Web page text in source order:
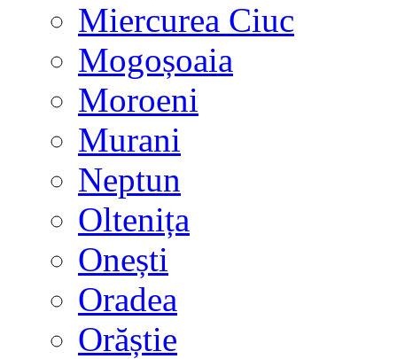
Miercurea Ciuc
Mogoșoaia
Moroeni
Murani
Neptun
Oltenița
Onești
Oradea
Orăștie